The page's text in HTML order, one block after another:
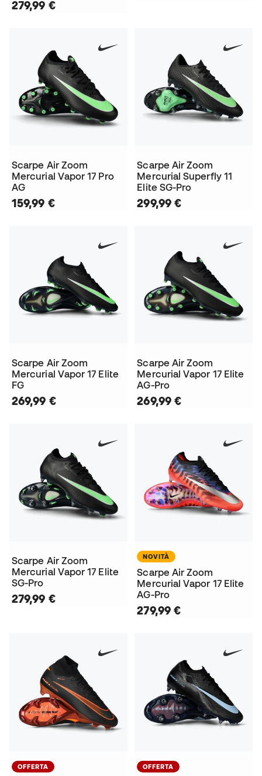
279,99 €
Scarpe Air Zoom
Mercurial Vapor 17 Pro
AG
159,99 €
Scarpe Air Zoom
Mercurial Superfly 11
Elite SG-Pro
299,99 €
Scarpe Air Zoom
Mercurial Vapor 17 Elite
FG
269,99 €
Scarpe Air Zoom
Mercurial Vapor 17 Elite
AG-Pro
269,99 €
Scarpe Air Zoom
Mercurial Vapor 17 Elite
SG-Pro
279,99 €
NOVITÀ
Scarpe Air Zoom
Mercurial Vapor 17 Elite
AG-Pro
279,99 €
OFFERTA OFFERTA